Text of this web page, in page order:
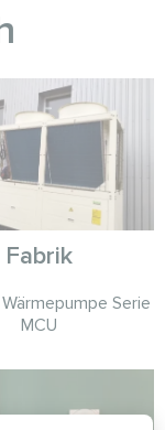
Fabrik
Serie
MCU